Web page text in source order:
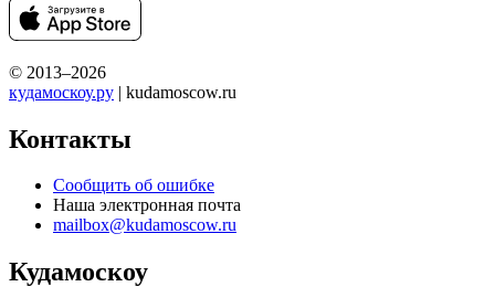
© 2013–2026
кудамоскоу.ру | kudamoscow.ru
Контакты
Сообщить об ошибке
Наша электронная почта
mailbox@kudamoscow.ru
Кудамоскоу